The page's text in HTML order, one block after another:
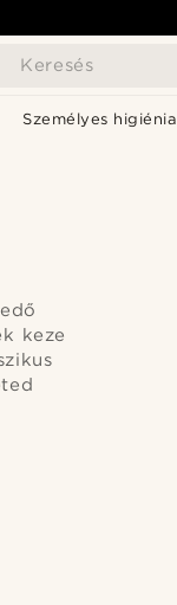
Keresés
Személyes higiénia
keze